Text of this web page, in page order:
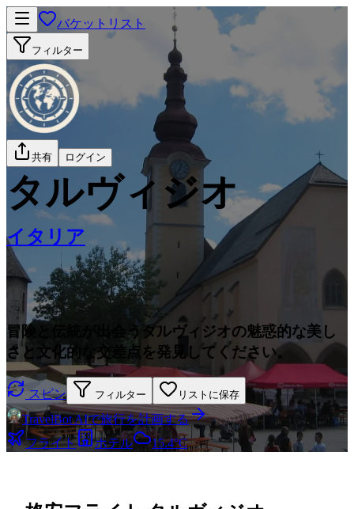
バケットリスト
フィルター
共有 ログイン
タルヴィジオ
イタリア
冒険と伝統が出会うタルヴィジオの魅惑的な美し
さと文化的な交差点を発見してください。
スピン フィルター リストに保存
TravelBot AIで旅行を計画する
フライト
ホテル 15.4°C